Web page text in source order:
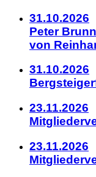
31.10.2026
Peter
von
31.10.2026
23.11.2026
23.11.2026